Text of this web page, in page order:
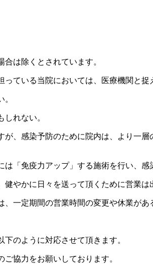
は除くとされています。
っている当院においては、医療機関と
しれない。
が、感染予防のために院内は、より一
は「免疫力アップ」する施術を行い、
健やかに日々を送って頂くために営業は
、一定期間の営業時間の変更や休業があ
下のように対応させて頂きます。
ご協力をお願いしております。